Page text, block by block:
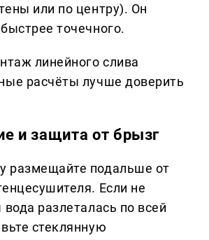
или по центру). Он
точечного.
линейного слива
расчёты лучше доверить
и защита от брызг
размещайте подальше от
Если не
вода разлеталась по всей
стеклянную